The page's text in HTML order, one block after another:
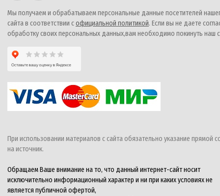
Мы получаем и обрабатываем персональные данные посетителей
сайта в соответствии софициальной политикой. Если вы не даете
обработку своих персональных данных,вам необходимо покинуть наш
При использовании материалов с сайта обязательно указание прямой
на источник.
Обращаем Ваше внимание на то, что данный интернет-сайт носит
исключительно информационный характер и ни при каких условиях не
является публичной офертой,